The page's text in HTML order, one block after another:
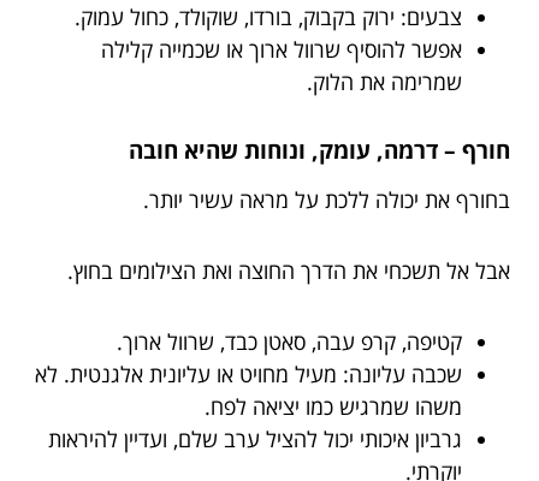
צבעים: ירוק בקבוק, בורדו, שוקולד, כחול עמוק.
אפשר להוסיף שרוול ארוך או שכמייה קלילה
שמרימה את הלוק.
חורף – דרמה, עומק, ונוחות שהיא חובה
בחורף את יכולה ללכת על מראה עשיר יותר.
אבל אל תשכחי את הדרך החוצה ואת הצילומים בחוץ.
קטיפה, קרפ עבה, סאטן כבד, שרוול ארוך.
שכבה עליונה: מעיל מחויט או עליונית אלגנטית. לא
משהו שמרגיש כמו יציאה לפח.
גרביון איכותי יכול להציל ערב שלם, ועדיין להיראות
יוקרתי.